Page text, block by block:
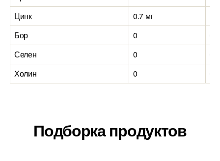
Цинк
0.7 мг
Бор
0
0
Селен
0
0
Холин
0 0
Подборка продуктов